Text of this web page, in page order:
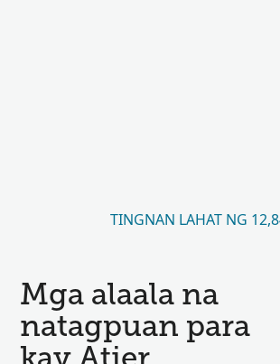
TINGNAN LAHAT NG
Mga alaala na
natagpuan para